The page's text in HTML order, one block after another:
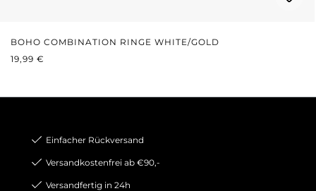
BOHO COMBINATION RINGE WHITE/GOLD
REGULÄRER PREIS:
19,99 €
Einfacher Rückversand
Versandkostenfrei ab €90,-
Versandfertig in 24h